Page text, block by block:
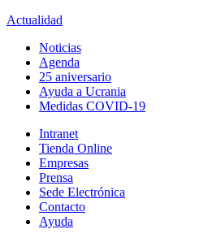
Actualidad
Noticias
Agenda
25 aniversario
Ayuda a Ucrania
Medidas COVID-19
Intranet
Tienda Online
Empresas
Prensa
Sede Electrónica
Contacto
Ayuda